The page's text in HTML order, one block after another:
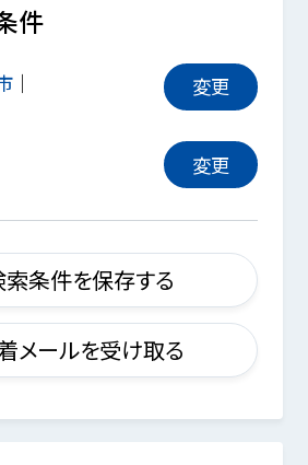
件
変更
変更
条件を保存する
メールを受け取る